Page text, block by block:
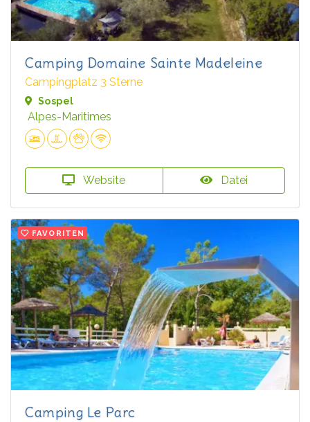
Camping Domaine Sainte Madeleine
Campingplatz 3 Sterne
Sospel
Alpes-Maritimes
Website Datei
FAVORITEN
Camping Le Parc